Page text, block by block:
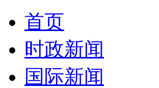
首页
时政新闻
国际新闻